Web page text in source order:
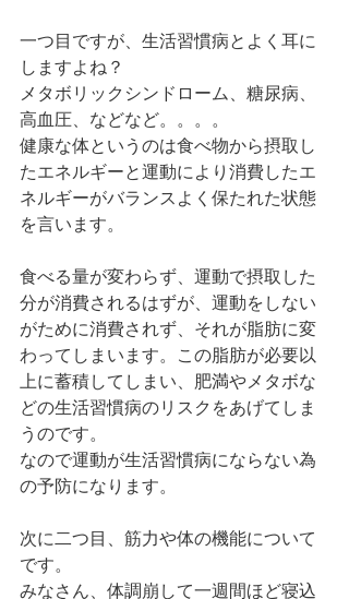
一つ目ですが、生活習慣病とよく耳に
しますよね？
メタボリックシンドローム、糖尿病、
高血圧、などなど。。。。
健康な体というのは食べ物から摂取し
たエネルギーと運動により消費したエ
ネルギーがバランスよく保たれた状態
を言います。
食べる量が変わらず、運動で摂取した
分が消費されるはずが、運動をしない
がために消費されず、それが脂肪に変
わってしまいます。この脂肪が必要以
上に蓄積してしまい、肥満やメタボな
どの生活習慣病のリスクをあげてしま
うのです。
なので運動が生活習慣病にならない為
の予防になります。
次に二つ目、筋力や体の機能について
です。
みなさん、体調崩して一週間ほど寝込